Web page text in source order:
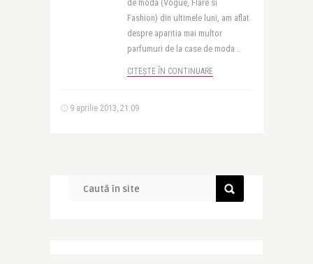
de moda (Vogue, Flare si
Fashion) din ultimele luni, am aflat
despre aparitia mai multor
parfumuri de la case de moda ..
CITEȘTE ÎN CONTINUARE
9 aprilie 2013, 21:09